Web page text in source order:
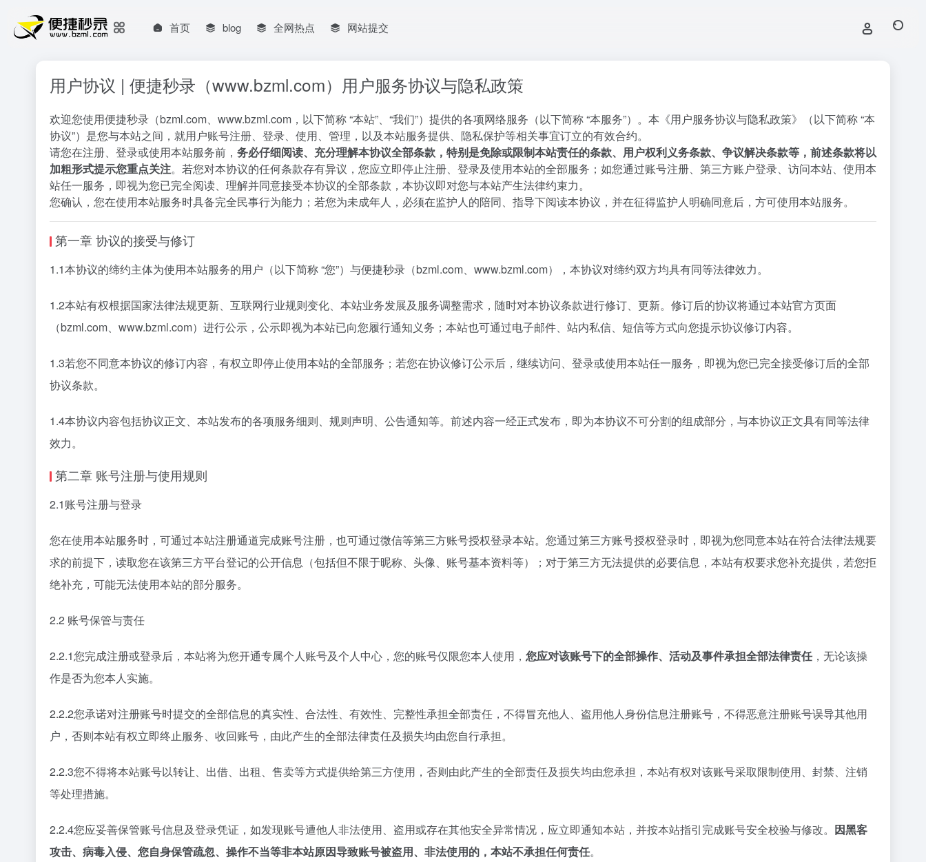
首页 blog 全网热点 网站提交
用户协议 | 便捷秒录（www.bzml.com）用户服务协议与隐私政策
欢迎您使用便捷秒录（bzml.com、 www.bzml.com ，以下简称 “本站”、“我们”）提供的各项网络服务（以下简称 “本服务”）。本《用户服务协议与隐私政策》（以下简称 “本
协议”）是您与本站之间，就用户账号注册、登录、使用、管理，以及本站服务提供、隐私保护等相关事宜订立的有效合约。
请您在注册、登录或使用本站服务前， 务必仔细阅读、充分理解本协议全部条款，特别是免除或限制本站责任的条款、用户权利义务条款、争议解决条款等，前述条款将以
加粗形式提示您重点关注。若您对本协议的任何条款存有异议，您应立即停止注册、登录及使用本站的全部服务；如您通过账号注册、第三方账户登录、访问本站、使用本
站任一服务，即视为您已完全阅读、理解并同意接受本协议的全部条款，本协议即对您与本站产生法律约束力。
您确认，您在使用本站服务时具备完全民事行为能力；若您为未成年人，必须在监护人的陪同、指导下阅读本协议，并在征得监护人明确同意后，方可使用本站服务。
第一章 协议的接受与修订
1.1本协议的缔约主体为使用本站服务的用户（以下简称 “您”）与便捷秒录（bzml.com、 www.bzml.com），本协议对缔约双方均具有同等法律效力。
1.2本站有权根据国家法律法规更新、互联网行业规则变化、本站业务发展及服务调整需求，随时对本协议条款进行修订、更新。修订后的协议将通过本站官方页面
（bzml.com、 www.bzml.com）进行公示，公示即视为本站已向您履行通知义务；本站也可通过电子邮件、站内私信、短信等方式向您提示协议修订内容。
1.3若您不同意本协议的修订内容，有权立即停止使用本站的全部服务；若您在协议修订公示后，继续访问、登录或使用本站任一服务，即视为您已完全接受修订后的全部
协议条款。
1.4本协议内容包括协议正文、本站发布的各项服务细则、规则声明、公告通知等。前述内容一经正式发布，即为本协议不可分割的组成部分，与本协议正文具有同等法律
效力。
第二章 账号注册与使用规则
2.1账号注册与登录
您在使用本站服务时，可通过本站注册通道完成账号注册，也可通过微信等第三方账号授权登录本站。您通过第三方账号授权登录时，即视为您同意本站在符合法律法规要
求的前提下，读取您在该第三方平台登记的公开信息（包括但不限于昵称、头像、账号基本资料等）；对于第三方无法提供的必要信息，本站有权要求您补充提供，若您拒
绝补充，可能无法使用本站的部分服务。
2.2 账号保管与责任
2.2.1您完成注册或登录后，本站将为您开通专属个人账号及个人中心，您的账号仅限您本人使用， 您应对该账号下的全部操作、活动及事件承担全部法律责任 ，无论该操
作是否为您本人实施。
2.2.2您承诺对注册账号时提交的全部信息的真实性、合法性、有效性、完整性承担全部责任，不得冒充他人、盗用他人身份信息注册账号，不得恶意注册账号误导其他用
户，否则本站有权立即终止服务、收回账号，由此产生的全部法律责任及损失均由您自行承担。
2.2.3您不得将本站账号以转让、出借、出租、售卖等方式提供给第三方使用，否则由此产生的全部责任及损失均由您承担，本站有权对该账号采取限制使用、封禁、注销
等处理措施。
2.2.4您应妥善保管账号信息及登录凭证，如发现账号遭他人非法使用、盗用或存在其他安全异常情况，应立即通知本站，并按本站指引完成账号安全校验与修改。 因黑客
攻击、病毒入侵、您自身保管疏忽、操作不当等非本站原因导致账号被盗用、非法使用的，本站不承担任何责任。